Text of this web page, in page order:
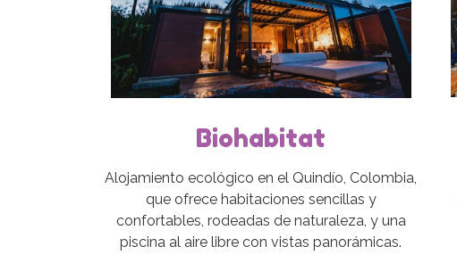
Biohabitat
Alojamiento ecológico en el Quindío, Colombia,
que ofrece habitaciones sencillas y
confortables, rodeadas de naturaleza, y una
piscina al aire libre con vistas panorámicas.